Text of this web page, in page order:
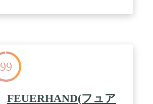
99
FEUERHAND(フュア